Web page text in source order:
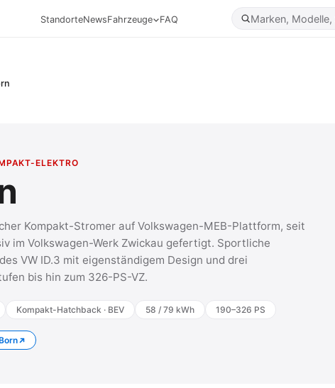
StandorteNewsFahrzeuge FAQ
ELEKTRO
Kompakt-Stromer auf Volkswagen-MEB-Plattform, seit
im Volkswagen-Werk Zwickau gefertigt. Sportliche
VW ID.3 mit eigenständigem Design und drei
bis hin zum 326-PS-VZ.
Kompakt-Hatchback · BEV 58 / 79 kWh 190–326 PS